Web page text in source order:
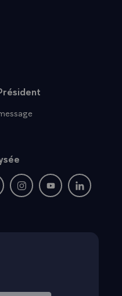
: rejoignez-nous sur
fenêtre : rejoignez-nous
Nouvelle fenêtre :
Nouvelle fenêtre :
Nouvelle